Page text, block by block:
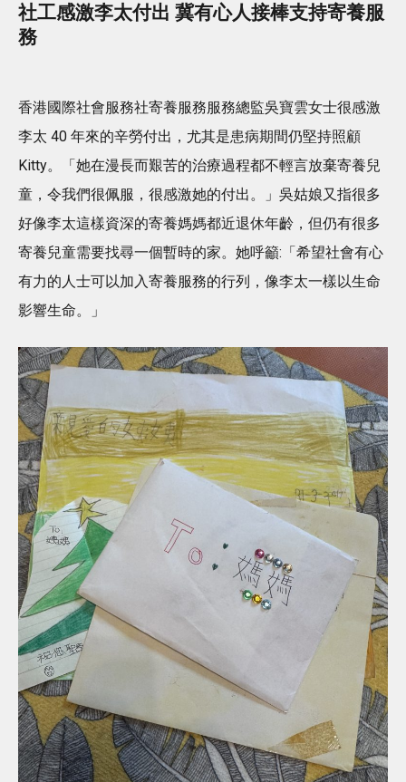
社工感激李太付出 冀有心人接棒支持寄養服
務
香港國際社會服務社寄養服務服務總監吳寶雲女士很感激
李太 40 年來的辛勞付出，尤其是患病期間仍堅持照顧
Kitty。「她在漫長而艱苦的治療過程都不輕言放棄寄養兒
童，令我們很佩服，很感激她的付出。」吳姑娘又指很多
好像李太這樣資深的寄養媽媽都近退休年齡，但仍有很多
寄養兒童需要找尋一個暫時的家。她呼籲:「希望社會有心
有力的人士可以加入寄養服務的行列，像李太一樣以生命
影響生命。」